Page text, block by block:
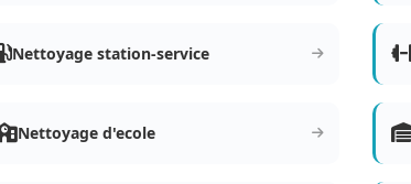
Nettoyage station-service
Nettoyage d'ecole